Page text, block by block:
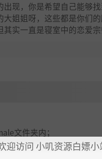
现，你是希望自己能够找
姐姐呀，这些都是你们的
实一直是寝室中的恋爱宗
文件夹内；
迎访问 小叽资源白嫖小